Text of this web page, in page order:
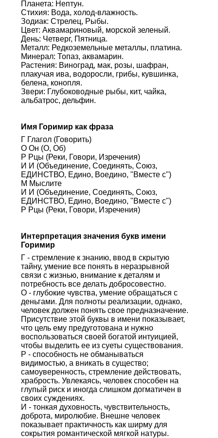
Планета: Нептун.
Стихия: Вода, холод-влажность.
Зодиак: Стрелец, Рыбы.
Цвет: Аквамариновый, морской зеленый.
День: Четверг, Пятница.
Металл: Редкоземельные металлы, платина.
Минерал: Топаз, аквамарин.
Растения: Виноград, мак, розы, шафран,
плакучая ива, водоросли, грибы, кувшинка,
белена, конопля.
Звери: Глубоководные рыбы, кит, чайка,
альбатрос, дельфин.
Имя Горимир как фраза
Г Глагол (Говорить)
О Он (О, Об)
Р Рцы (Реки, Говори, Изречения)
И И (Объединение, Соединять, Союз,
ЕДИНСТВО, Едино, Воедино, "Вместе с")
М Мыслите
И И (Объединение, Соединять, Союз,
ЕДИНСТВО, Едино, Воедино, "Вместе с")
Р Рцы (Реки, Говори, Изречения)
Интерпретация значения букв имени
Горимир
Г - стремление к знанию, ввод в скрытую
тайну, умение все понять в неразрывной
связи с жизнью, внимание к деталям и
потребность все делать добросовестно.
О - глубокие чувства, умение обращаться с
деньгами. Для полноты реализации, однако,
человек должен понять свое предназначение.
Присутствие этой буквы в имени показывает,
что цель ему предуготована и нужно
воспользоваться своей богатой интуицией,
чтобы выделить ее из суеты существования.
Р - способность не обманываться
видимостью, а вникать в существо;
самоуверенность, стремление действовать,
храбрость. Увлекаясь, человек способен на
глупый риск и иногда слишком догматичен в
своих суждениях.
И - тонкая духовность, чувствительность,
доброта, миролюбие. Внешне человек
показывает практичность как ширму для
сокрытия романтической мягкой натуры.